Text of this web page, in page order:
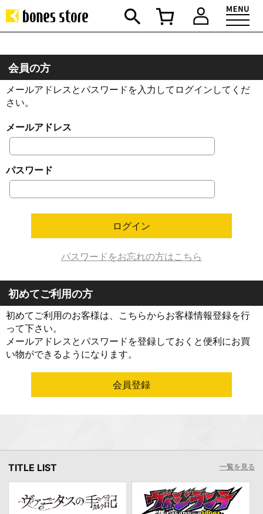
会員の方
メールアドレスとパスワードを入力してログインしてくだ
さい。
メールアドレス
パスワード
パスワードをお忘れの方はこちら
初めてご利用の方
初めてご利用のお客様は、こちらからお客様情報登録を行
って下さい。
メールアドレスとパスワードを登録しておくと便利にお買
い物ができるようになります。
TITLE LIST 一覧を見る